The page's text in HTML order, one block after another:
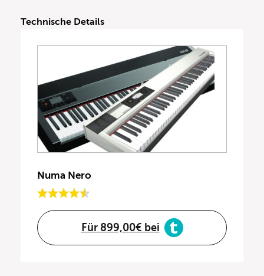
Technische Details
Numa Nero
Für 899,00€ bei